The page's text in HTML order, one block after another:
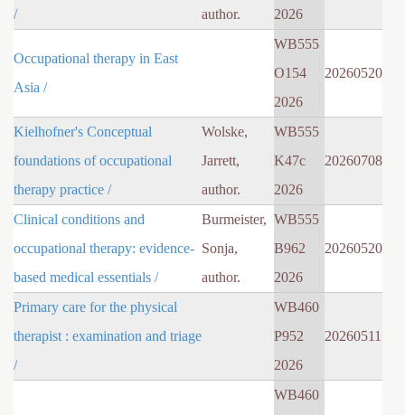
/
author.
2026
Occupational therapy in East
Asia /
WB555
O154
2026
20260520
Kielhofner's Conceptual
foundations of occupational
therapy practice /
Wolske,
Jarrett,
author.
WB555
K47c
2026
20260708
Clinical conditions and
occupational therapy: evidence-
based medical essentials /
Burmeister,
Sonja,
author.
WB555
B962
2026
20260520
Primary care for the physical
therapist : examination and triage
/
WB460
P952
2026
20260511
WB460